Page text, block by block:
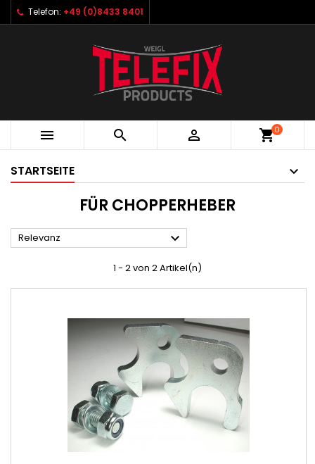
Telefon: +49 (0)8433 8401
   shopping_cart0
STARTSEITE
FÜR CHOPPERHEBER
Relevanz 
1 - 2 von 2 Artikel(n)